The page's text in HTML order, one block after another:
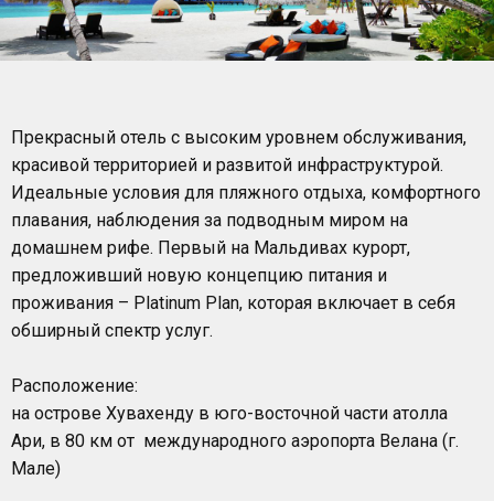
Прекрасный отель с высоким уровнем обслуживания,
красивой территорией и развитой инфраструктурой.
Идеальные условия для пляжного отдыха, комфортного
плавания, наблюдения за подводным миром на
домашнем рифе. Первый на Мальдивах курорт,
предложивший новую концепцию питания и
проживания – Platinum Plan, которая включает в себя
обширный спектр услуг.
Расположение:
на острове Хувахенду в юго-восточной части атолла
Ари, в 80 км от международного аэропорта Велана (г.
Мале)